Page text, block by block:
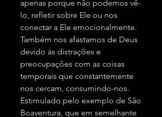
apenas porque não podemos vê-
lo, refletir sobre Ele ou nos
conectar a Ele emocionalmente.
Também nos afastamos de Deus
devido às distrações e
preocupações com as coisas
temporais que constantemente
nos cercam, consumindo-nos.
Estimulado pelo exemplo de São
Boaventura, que em semelhante